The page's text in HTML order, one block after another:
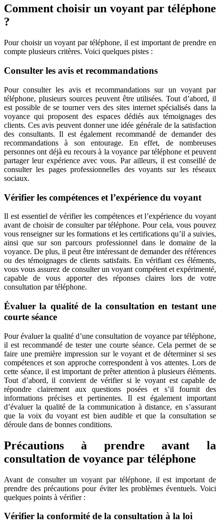
Comment choisir un voyant par téléphone
?
Pour choisir un voyant par téléphone, il est important de prendre en
compte plusieurs critères. Voici quelques pistes :
Consulter les avis et recommandations
Pour consulter les avis et recommandations sur un voyant par
téléphone, plusieurs sources peuvent être utilisées. Tout d’abord, il
est possible de se tourner vers des sites internet spécialisés dans la
voyance qui proposent des espaces dédiés aux témoignages des
clients. Ces avis peuvent donner une idée générale de la satisfaction
des consultants. Il est également recommandé de demander des
recommandations à son entourage. En effet, de nombreuses
personnes ont déjà eu recours à la voyance par téléphone et peuvent
partager leur expérience avec vous. Par ailleurs, il est conseillé de
consulter les pages professionnelles des voyants sur les réseaux
sociaux.
Vérifier les compétences et l’expérience du voyant
Il est essentiel de vérifier les compétences et l’expérience du voyant
avant de choisir de consulter par téléphone. Pour cela, vous pouvez
vous renseigner sur les formations et les certifications qu’il a suivies,
ainsi que sur son parcours professionnel dans le domaine de la
voyance. De plus, il peut être intéressant de demander des références
ou des témoignages de clients satisfaits. En vérifiant ces éléments,
vous vous assurez de consulter un voyant compétent et expérimenté,
capable de vous apporter des réponses claires lors de votre
consultation par téléphone.
Évaluer la qualité de la consultation en testant une
courte séance
Pour évaluer la qualité d’une consultation de voyance par téléphone,
il est recommandé de tester une courte séance. Cela permet de se
faire une première impression sur le voyant et de déterminer si ses
compétences et son approche correspondent à vos attentes. Lors de
cette séance, il est important de prêter attention à plusieurs éléments.
Tout d’abord, il convient de vérifier si le voyant est capable de
répondre clairement aux questions posées et s’il fournit des
informations précises et pertinentes. Il est également important
d’évaluer la qualité de la communication à distance, en s’assurant
que la voix du voyant est bien audible et que la consultation se
déroule dans de bonnes conditions.
Précautions à prendre avant la
consultation de voyance par téléphone
Avant de consulter un voyant par téléphone, il est important de
prendre des précautions pour éviter les problèmes éventuels. Voici
quelques points à vérifier :
Vérifier la conformité de la consultation à la loi